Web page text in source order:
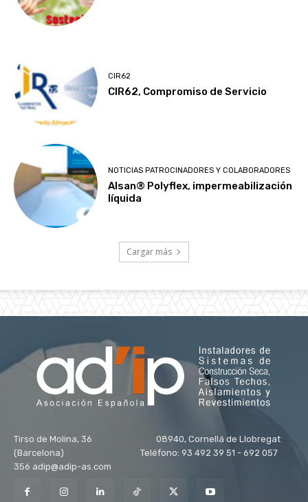
CIR62
CIR62, Compromiso de Servicio
NOTICIAS PATROCINADORES Y COLABORADORES
Alsan® Polyflex, impermeabilización
líquida
Cargar más
Tirso de Molina, 36 08940, Cornellá de Llobregat
(Barcelona) Teléfono: 93 492 39 51 - 692 057
356 adip@adip-as.com